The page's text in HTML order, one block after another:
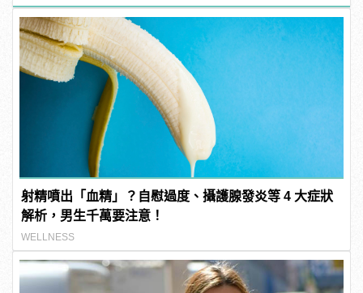
射精噴出「血精」？自慰過度、攝護腺發炎等 4 大症狀
解析，男生千萬要注意！
WELLNESS